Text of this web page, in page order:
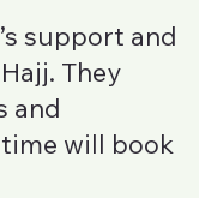
support and
They
and
will book